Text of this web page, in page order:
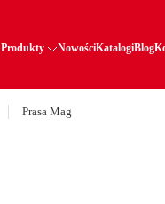
Produkty NowościKatalogiBlog
Prasa Mag